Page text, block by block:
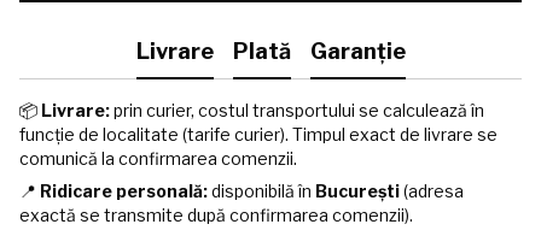
Livrare Plată Garanție
📦 Livrare:prin curier, costul transportului se calculează în
funcție de localitate (tarife curier). Timpul exact de livrare se
comunică la confirmarea comenzii.
📍 Ridicare personală:disponibilă în București(adresa
exactă se transmite după confirmarea comenzii).